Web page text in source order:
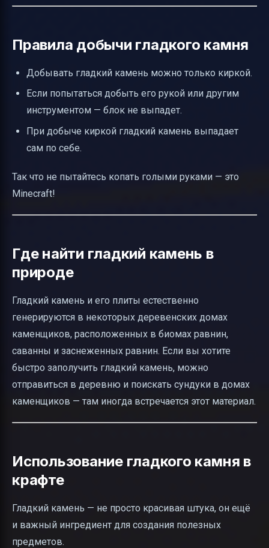
Правила добычи гладкого камня
Добывать гладкий камень можно только киркой.
Если попытаться добыть его рукой или другим
инструментом — блок не выпадет.
При добыче киркой гладкий камень выпадает
сам по себе.
Так что не пытайтесь копать голыми руками — это
Minecraft!
Где найти гладкий камень в
природе
Гладкий камень и его плиты естественно
генерируются в некоторых деревенских домах
каменщиков, расположенных в биомах равнин,
саванны и заснеженных равнин. Если вы хотите
быстро заполучить гладкий камень, можно
отправиться в деревню и поискать сундуки в домах
каменщиков — там иногда встречается этот материал.
Использование гладкого камня в
крафте
Гладкий камень — не просто красивая штука, он ещё
и важный ингредиент для создания полезных
предметов.